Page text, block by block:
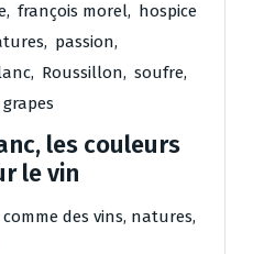
, françois morel,
hospice
, passion,
, Roussillon, soufre,
les couleurs
le vin
des vins, natures,